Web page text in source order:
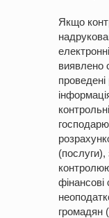
Якщо
виявлено
проведені
(послуги),
фінансові
громадян